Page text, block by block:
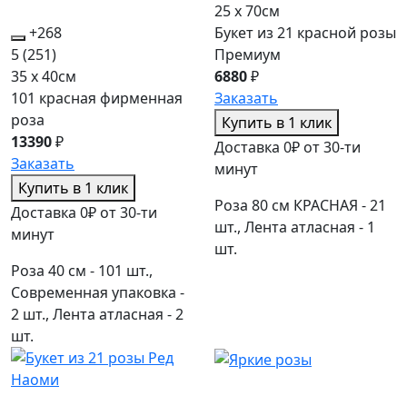
+268
5(251)
35 x 40см
101 красная фирменная
роза
13390₽
Заказать
Купить в 1 клик
Доставка 0₽ от 30-ти
минут
Роза 40 см - 101 шт.,
Современная упаковка -
2 шт., Лента атласная - 2
шт.
25 x 70см
Букет из 21 красной розы
Премиум
6880₽
Заказать
Купить в 1 клик
Доставка 0₽ от 30-ти
минут
Роза 80 см КРАСНАЯ - 21
шт., Лента атласная - 1
шт.